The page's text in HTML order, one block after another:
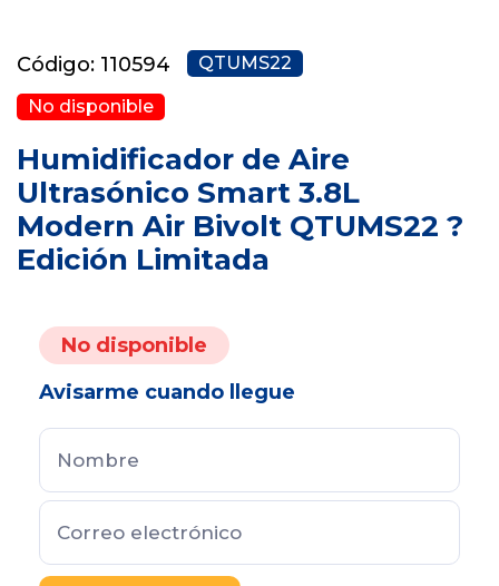
Código: 110594 QTUMS22
No disponible
Humidificador de Aire
Ultrasónico Smart 3.8L
Modern Air Bivolt QTUMS22 ?
Edición Limitada
No disponible
Avisarme cuando llegue